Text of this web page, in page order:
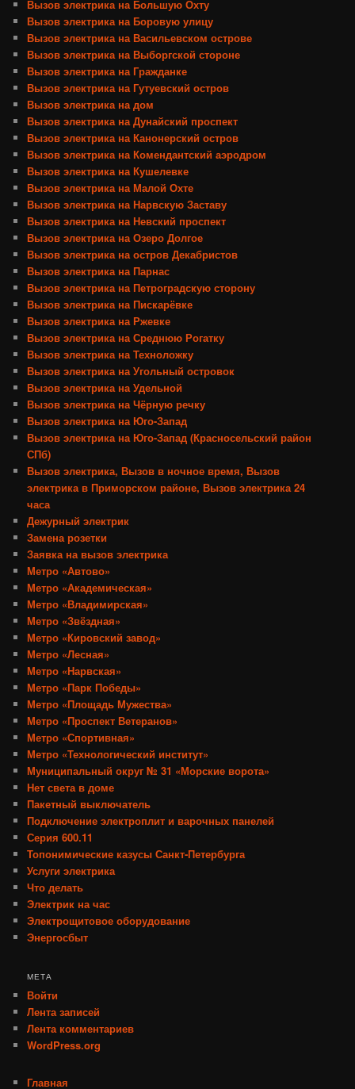
Вызов электрика на Большую Охту
Вызов электрика на Боровую улицу
Вызов электрика на Васильевском острове
Вызов электрика на Выборгской стороне
Вызов электрика на Гражданке
Вызов электрика на Гутуевский остров
Вызов электрика на дом
Вызов электрика на Дунайский проспект
Вызов электрика на Канонерский остров
Вызов электрика на Комендантский аэродром
Вызов электрика на Кушелевке
Вызов электрика на Малой Охте
Вызов электрика на Нарвскую Заставу
Вызов электрика на Невский проспект
Вызов электрика на Озеро Долгое
Вызов электрика на остров Декабристов
Вызов электрика на Парнас
Вызов электрика на Петроградскую сторону
Вызов электрика на Пискарёвке
Вызов электрика на Ржевке
Вызов электрика на Среднюю Рогатку
Вызов электрика на Техноложку
Вызов электрика на Угольный островок
Вызов электрика на Удельной
Вызов электрика на Чёрную речку
Вызов электрика на Юго-Запад
Вызов электрика на Юго-Запад (Красносельский район
СПб)
Вызов электрика, Вызов в ночное время, Вызов
электрика в Приморском районе, Вызов электрика 24
часа
Дежурный электрик
Замена розетки
Заявка на вызов электрика
Метро «Автово»
Метро «Академическая»
Метро «Владимирская»
Метро «Звёздная»
Метро «Кировский завод»
Метро «Лесная»
Метро «Нарвская»
Метро «Парк Победы»
Метро «Площадь Мужества»
Метро «Проспект Ветеранов»
Метро «Спортивная»
Метро «Технологический институт»
Муниципальный округ № 31 «Морские ворота»
Нет света в доме
Пакетный выключатель
Подключение электроплит и варочных панелей
Серия 600.11
Топонимические казусы Санкт-Петербурга
Услуги электрика
Что делать
Электрик на час
Электрощитовое оборудование
Энергосбыт
МЕТА
Войти
Лента записей
Лента комментариев
WordPress.org
Главная